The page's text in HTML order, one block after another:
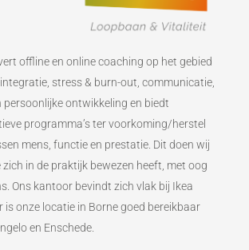
offline en online coaching op het gebied
stress & burn-out, communicatie,
persoonlijke ontwikkeling en biedt
programma’s ter voorkoming/herstel
mens, functie en prestatie. Dit doen wij
zich in de praktijk bewezen heeft, met oog
Ons kantoor bevindt zich vlak bij Ikea
is onze locatie in Borne goed bereikbaar
en Enschede.